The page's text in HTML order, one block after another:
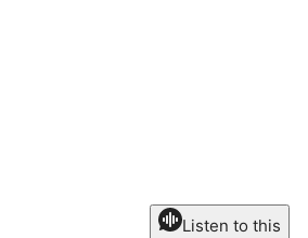
Listen to this